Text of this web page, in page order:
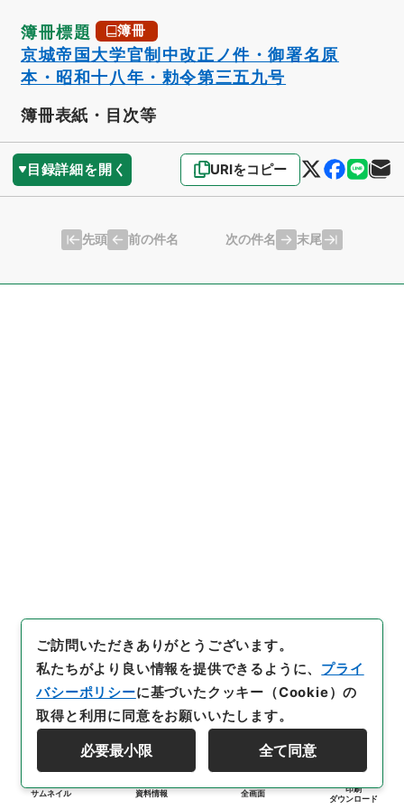
簿冊標題 簿冊
京城帝国大学官制中改正ノ件・御署名原
本・昭和十八年・勅令第三五九号
簿冊表紙・目次等
目録詳細を開く URIをコピー
先頭 前の件名 次の件名 末尾
サムネイル 資料情報 全画面
印刷
ダウンロード
ご訪問いただきありがとうございます。
私たちがより良い情報を提供できるように、 プライ
バシーポリシーに基づいたクッキー（Cookie）の
取得と利用に同意をお願いいたします。
必要最小限 全て同意